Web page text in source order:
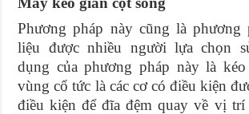
Phương pháp này cũng là
liệu được nhiều người lựa chọn
dụng của phương pháp này là
vùng cổ tức là các cơ có điều kiện
điều kiện để đĩa đệm quay về vị